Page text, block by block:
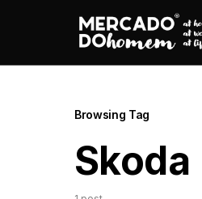
Browsing Tag
Skoda